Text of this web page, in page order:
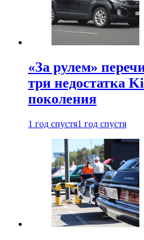
«За рулем»
три недостатка
поколения
1 год спустя1 год спустя